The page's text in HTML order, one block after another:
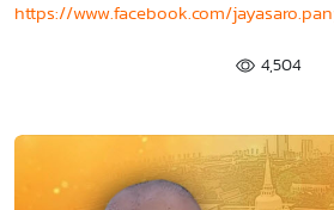
https://www.facebook.com/
4,504